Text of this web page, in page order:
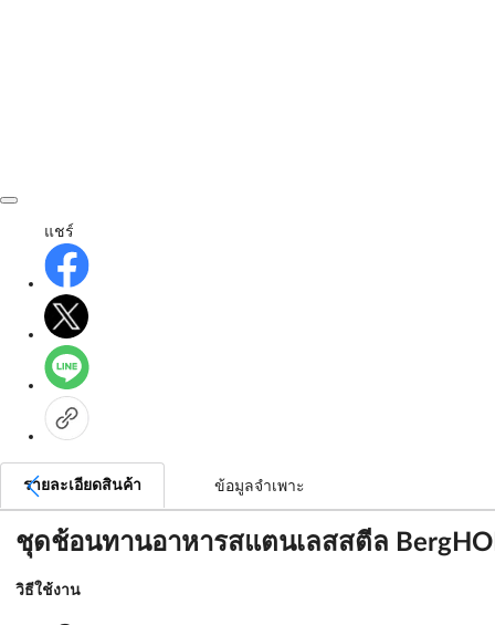
แชร์
รายละเอียดสินค้า ข้อมูลจำเพาะ
ชุดช้อนทานอาหารสแตนเลสสตีล
วิธีใช้งาน